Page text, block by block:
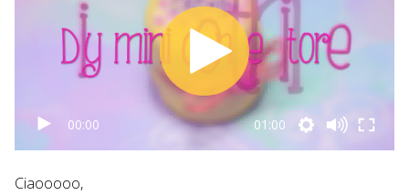
00:00 01:00
Ciaooooo,